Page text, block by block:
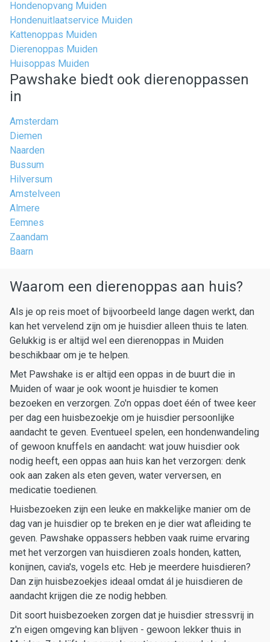
Hondenopvang Muiden
Hondenuitlaatservice Muiden
Kattenoppas Muiden
Dierenoppas Muiden
Huisoppas Muiden
Pawshake biedt ook dierenoppassen
in
Amsterdam
Diemen
Naarden
Bussum
Hilversum
Amstelveen
Almere
Eemnes
Zaandam
Baarn
Waarom een dierenoppas aan huis?
Als je op reis moet of bijvoorbeeld lange dagen werkt, dan
kan het vervelend zijn om je huisdier alleen thuis te laten.
Gelukkig is er altijd wel een dierenoppas in Muiden
beschikbaar om je te helpen.
Met Pawshake is er altijd een oppas in de buurt die in
Muiden of waar je ook woont je huisdier te komen
bezoeken en verzorgen. Zo'n oppas doet één of twee keer
per dag een huisbezoekje om je huisdier persoonlijke
aandacht te geven. Eventueel spelen, een hondenwandeling
of gewoon knuffels en aandacht: wat jouw huisdier ook
nodig heeft, een oppas aan huis kan het verzorgen: denk
ook aan zaken als eten geven, water verversen, en
medicatie toedienen.
Huisbezoeken zijn een leuke en makkelijke manier om de
dag van je huisdier op te breken en je dier wat afleiding te
geven. Pawshake oppassers hebben vaak ruime ervaring
met het verzorgen van huisdieren zoals honden, katten,
konijnen, cavia's, vogels etc. Heb je meerdere huisdieren?
Dan zijn huisbezoekjes ideaal omdat ál je huisdieren de
aandacht krijgen die ze nodig hebben.
Dit soort huisbezoeken zorgen dat je huisdier stressvrij in
z'n eigen omgeving kan blijven - gewoon lekker thuis in